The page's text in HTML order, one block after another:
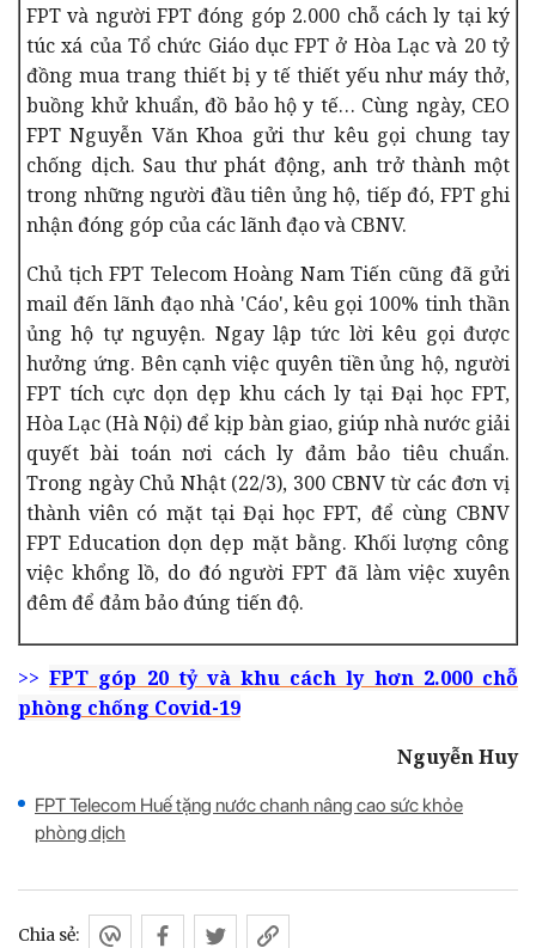
FPT và người FPT đóng góp 2.000 chỗ cách ly tại ký
túc xá của Tổ chức Giáo dục FPT ở Hòa Lạc và 20 tỷ
đồng mua trang thiết bị y tế thiết yếu như máy thở,
buồng khử khuẩn, đồ bảo hộ y tế… Cùng ngày, CEO
FPT Nguyễn Văn Khoa gửi thư kêu gọi chung tay
chống dịch. Sau thư phát động, anh trở thành một
trong những người đầu tiên ủng hộ, tiếp đó, FPT ghi
nhận đóng góp của các lãnh đạo và CBNV.
Chủ tịch FPT Telecom Hoàng Nam Tiến cũng đã gửi
mail đến lãnh đạo nhà 'Cáo', kêu gọi 100% tinh thần
ủng hộ tự nguyện. Ngay lập tức lời kêu gọi được
hưởng ứng. Bên cạnh việc quyên tiền ủng hộ, người
FPT tích cực dọn dẹp khu cách ly tại Đại học FPT,
Hòa Lạc (Hà Nội) để kịp bàn giao, giúp nhà nước giải
quyết bài toán nơi cách ly đảm bảo tiêu chuẩn.
Trong ngày Chủ Nhật (22/3), 300 CBNV từ các đơn vị
thành viên có mặt tại Đại học FPT, để cùng CBNV
FPT Education dọn dẹp mặt bằng. Khối lượng công
việc khổng lồ, do đó người FPT đã làm việc xuyên
đêm để đảm bảo đúng tiến độ.
>>FPT góp 20 tỷ và khu cách ly hơn 2.000 chỗ
phòng chống Covid-19
Nguyễn Huy
FPT Telecom Huế tặng nước chanh nâng cao sức khỏe
phòng dịch
Chia sẻ: